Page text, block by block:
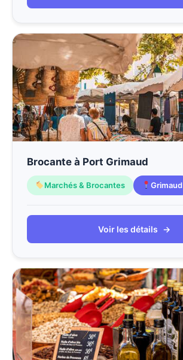
Brocante à Port Grimaud
Marchés & Brocantes Grimaud
Voir les détails →